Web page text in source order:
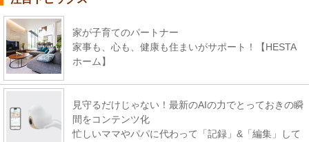
家が子育てのパートナー
家事も、心も、健康も住まいがサポート！【HESTA
ホーム】
見守るだけじゃない！最新のAIの力でとっておきの瞬
間をコンテンツ化
忙しいママやパパに代わって「記録」&「編集」して